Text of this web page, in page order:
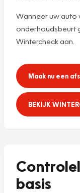
Wanneer uw auto
onderhoudsbeurt
Wintercheck aan.
Maak nu een
BEKIJK
basis